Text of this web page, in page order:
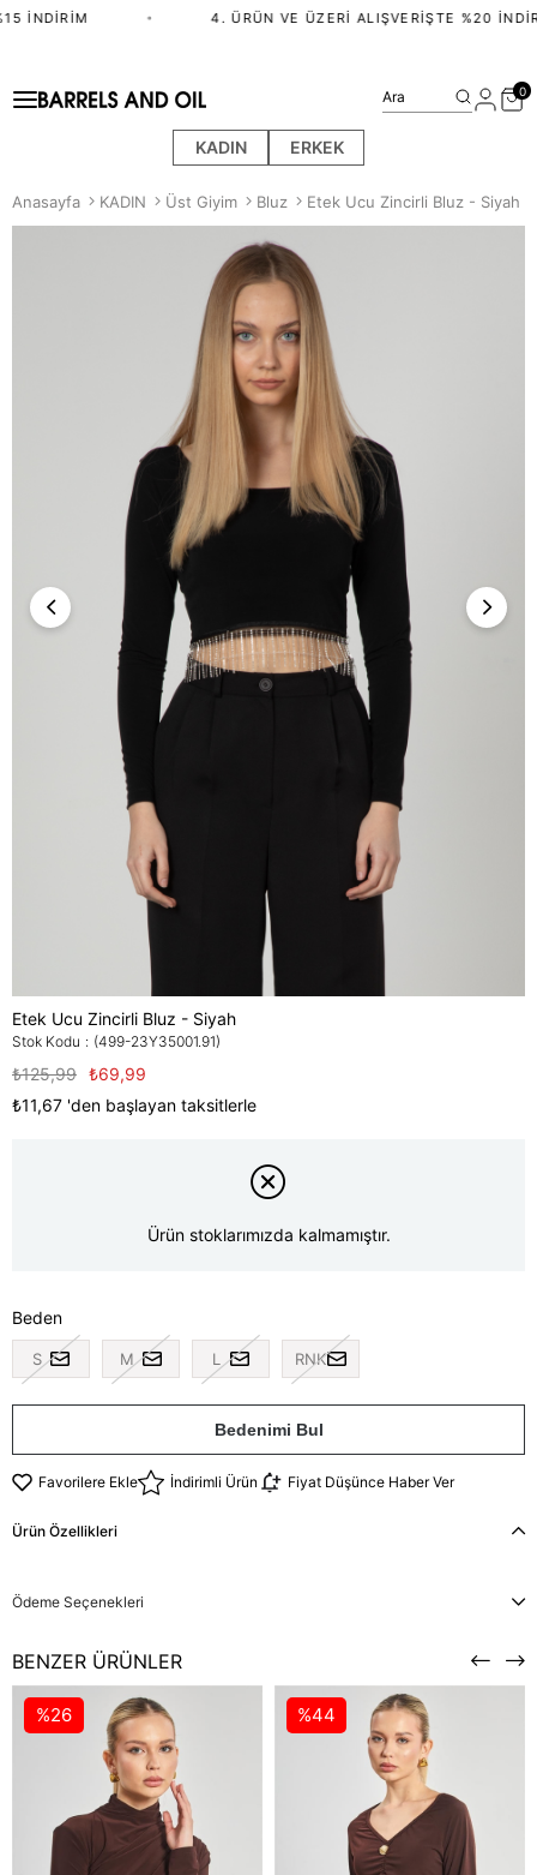
İNDIRIM 4. ÜRÜN VE ÜZERI ALIŞVERIŞTE %20
KADIN ERKEK
Ara 0
Anasayfa KADIN Üst Giyim Bluz Etek Ucu Zincirli Bluz - Siyah
Etek Ucu Zincirli Bluz - Siyah
Stok Kodu (499-23Y35001.91)
₺125,99 ₺69,99
₺11,67 'den başlayan taksitlerle
Ürün stoklarımızda kalmamıştır.
Beden
S M L RNK
Bedenimi Bul
Favorilere Ekle İndirimli Ürün Fiyat Düşünce Haber Ver
Ürün Özellikleri
Ödeme Seçenekleri
BENZER ÜRÜNLER
%26 %44